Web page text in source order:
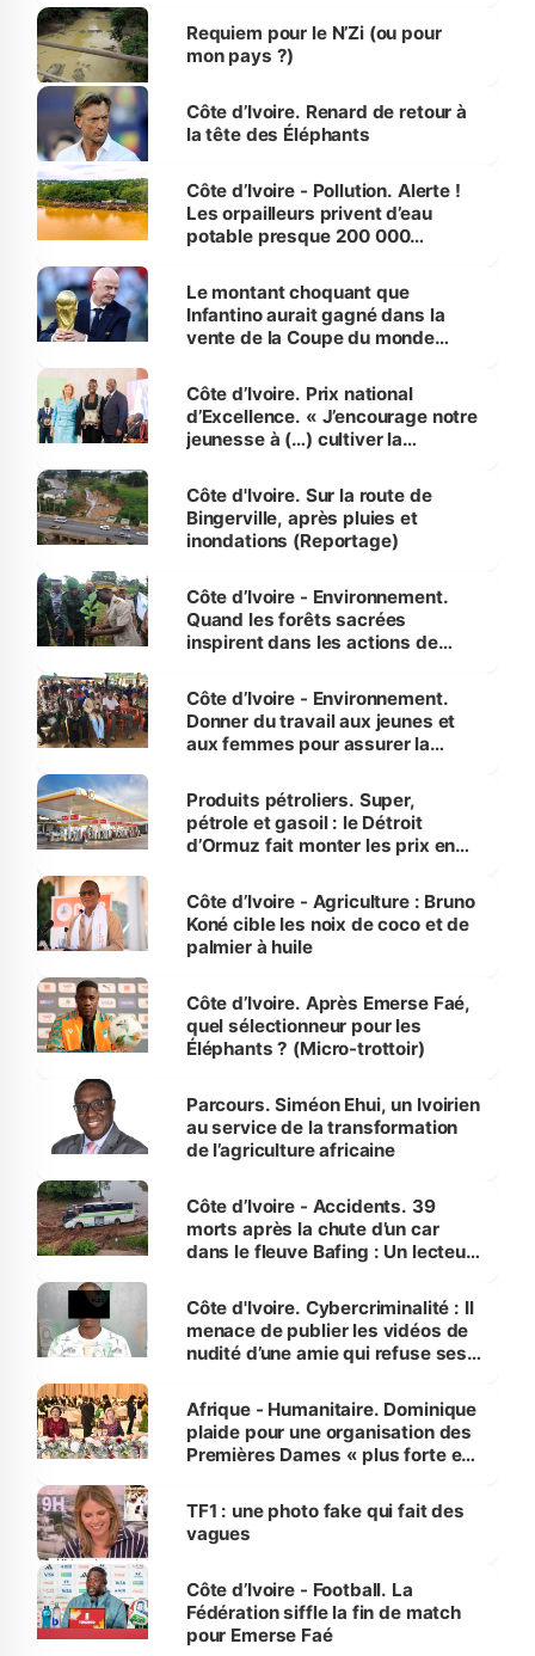
Requiem pour le N’Zi (ou pour
mon pays ?)
Côte d’Ivoire. Renard de retour à
la tête des Éléphants
Côte d’Ivoire - Pollution. Alerte !
Les orpailleurs privent d’eau
potable presque 200 000
Le montant choquant que
Infantino aurait gagné dans la
vente de la Coupe du monde
Côte d’Ivoire. Prix national
d’Excellence. « J’encourage notre
jeunesse à (…) cultiver la
(Alassane Ouattara
Côte d'Ivoire. Sur la route de
Bingerville, après pluies et
inondations (Reportage)
Côte d’Ivoire - Environnement.
Quand les forêts sacrées
inspirent dans les actions de
Côte d’Ivoire - Environnement.
Donner du travail aux jeunes et
aux femmes pour assurer la
menacées
Produits pétroliers. Super,
pétrole et gasoil : le Détroit
d’Ormuz fait monter les prix en
Côte d’Ivoire - Agriculture : Bruno
Koné cible les noix de coco et de
palmier à huile
Côte d’Ivoire. Après Emerse Faé,
quel sélectionneur pour les
Éléphants ? (Micro-trottoir)
Parcours. Siméon Ehui, un Ivoirien
au service de la transformation
de l’agriculture africaine
Côte d’Ivoire - Accidents. 39
morts après la chute d’un car
dans le fleuve Bafing : Un lecteur
des Transports
Côte d'Ivoire. Cybercriminalité : Il
menace de publier les vidéos de
nudité d’une amie qui refuse ses
Afrique - Humanitaire. Dominique
plaide pour une organisation des
Premières Dames « plus forte et
sur la scène internationale »
TF1 : une photo fake qui fait des
vagues
Côte d’Ivoire - Football. La
Fédération siffle la fin de match
pour Emerse Faé